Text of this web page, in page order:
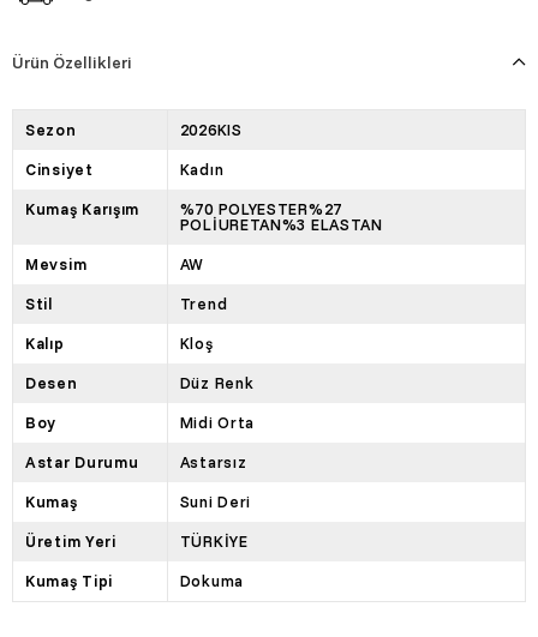
Ürün Özellikleri
Sezon 2026KIS
Cinsiyet Kadın
Kumaş Karışım
%70 POLYESTER%27
POLİURETAN%3 ELASTAN
Mevsim AW
Stil Trend
Kalıp Kloş
Desen Düz Renk
Boy Midi Orta
Astar Durumu Astarsız
Kumaş Suni Deri
Üretim Yeri TÜRKİYE
Kumaş Tipi Dokuma